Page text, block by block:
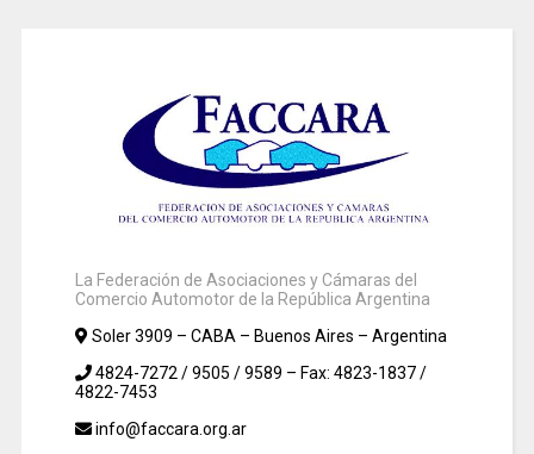
La Federación de Asociaciones y Cámaras del
Comercio Automotor de la República Argentina
Soler 3909 – CABA – Buenos Aires – Argentina
4824-7272 / 9505 / 9589 – Fax: 4823-1837 /
4822-7453
info@faccara.org.ar